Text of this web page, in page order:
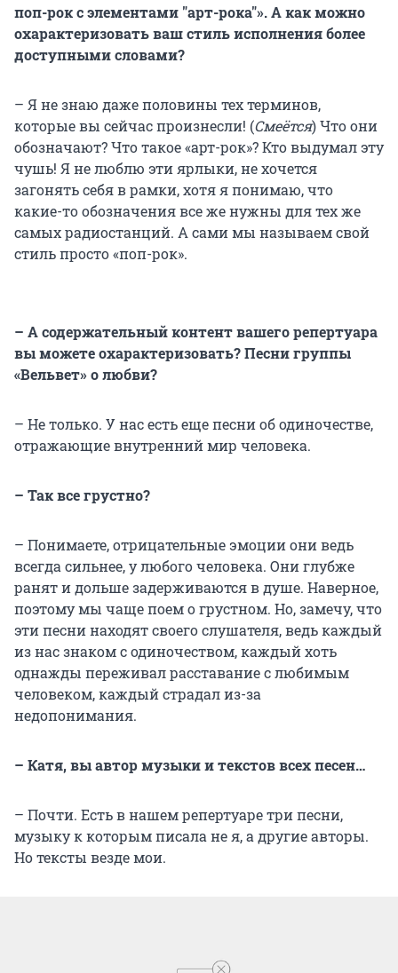
поп-рок с элементами "арт-рока"». А как можно
охарактеризовать ваш стиль исполнения более
доступными словами?
– Я не знаю даже половины тех терминов,
которые вы сейчас произнесли! (Смеётся) Что они
обозначают? Что такое «арт-рок»? Кто выдумал эту
чушь! Я не люблю эти ярлыки, не хочется
загонять себя в рамки, хотя я понимаю, что
какие-то обозначения все же нужны для тех же
самых радиостанций. А сами мы называем свой
стиль просто «поп-рок».
– А содержательный контент вашего репертуара
вы можете охарактеризовать? Песни группы
«Вельвет» о любви?
– Не только. У нас есть еще песни об одиночестве,
отражающие внутренний мир человека.
– Так все грустно?
– Понимаете, отрицательные эмоции они ведь
всегда сильнее, у любого человека. Они глубже
ранят и дольше задерживаются в душе. Наверное,
поэтому мы чаще поем о грустном. Но, замечу, что
эти песни находят своего слушателя, ведь каждый
из нас знаком с одиночеством, каждый хоть
однажды переживал расставание с любимым
человеком, каждый страдал из-за
недопонимания.
– Катя, вы автор музыки и текстов всех песен…
– Почти. Есть в нашем репертуаре три песни,
музыку к которым писала не я, а другие авторы.
Но тексты везде мои.